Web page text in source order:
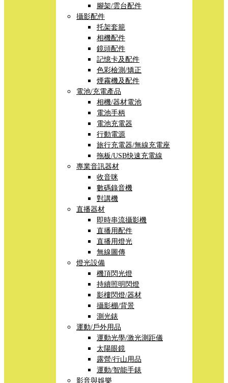
腳架/雲台配件
攝影配件
托架套籠
相機配件
鏡頭配件
記憶卡及配件
色彩檢測/矯正
煙霧機及配件
電池/充電產品
相機/器材電池
電池手柄
電池充電器
行動電源
旅行充電器/無線充電座
拖板/USB快速充電線
專業音訊器材
收音咪
數碼錄音機
對講機
直播器材
即時串流攝影機
直播用配件
直播用燈光
無線圖傳
燈光設備
機頂閃光燈
持續照明閃燈
影樓閃燈/器材
攝影棚/背景
測光錶
運動/戶外用品
運動光學/激光測距儀
太陽眼鏡
露營/行山用品
運動/智能手錶
影音與娛樂